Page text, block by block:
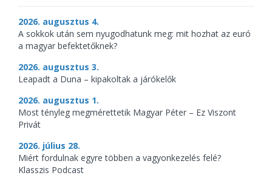
2026. augusztus 4.
A sokkok után sem nyugodhatunk meg: mit hozhat az euró
a magyar befektetőknek?
2026. augusztus 3.
Leapadt a Duna – kipakoltak a járókelők
2026. augusztus 1.
Most tényleg megmérettetik Magyar Péter – Ez Viszont
Privát
2026. július 28.
Miért fordulnak egyre többen a vagyonkezelés felé?
Klasszis Podcast